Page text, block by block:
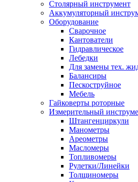
Столярный инструмент
Аккумуляторный
Оборудование
Сварочное
Кантователи
Гидравлическое
Лебедки
Для замены тех.
Балансиры
Пескоструйное
Мебель
Гайковерты роторные
Измерительный
Штангенциркули
Манометры
Ареометры
Масломеры
Топливомеры
Рулетки/Линейки
Толщиномеры